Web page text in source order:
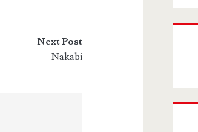
Next Post
Nakabi